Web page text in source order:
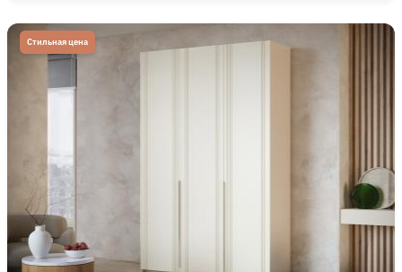
Стильная цена